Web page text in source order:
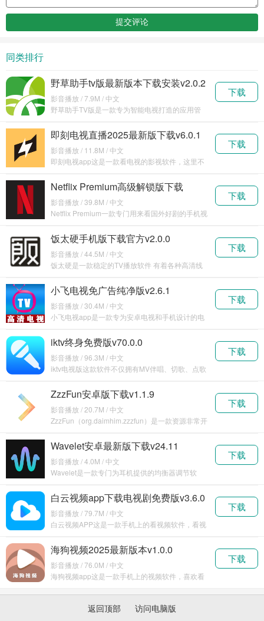
同类排行
野草助手tv版最新版本下载安装v2.0.2
影音播放 / 7.9M / 中文
野草助手TV版是一款专为智能电视打造的应用管
下载
即刻电视直播2025最新版下载v6.0.1
影音播放 / 11.8M / 中文
即刻电视app这是一款看电视的影视软件，这里不
下载
Netflix Premium高级解锁版下载
v8.149.1
影音播放 / 39.8M / 中文
Netflix Premium一款专门用来看国外好剧的手机视
下载
饭太硬手机版下载官方v2.0.0
影音播放 / 44.5M / 中文
饭太硬是一款稳定的TV播放软件 有着各种高清线
下载
小飞电视免广告纯净版v2.6.1
影音播放 / 30.4M / 中文
小飞电视app是一款专为安卓电视和手机设计的电
下载
iktv终身免费版v70.0.0
影音播放 / 96.3M / 中文
iktv电视版这款软件不仅拥有MV伴唱、切歌、点歌
下载
ZzzFun安卓版下载v1.1.9
影音播放 / 20.7M / 中文
ZzzFun（org.daimhim.zzzfun）是一款资源非常开
下载
Wavelet安卓最新版下载v24.11
影音播放 / 4.0M / 中文
Wavelet是一款专门为耳机提供的均衡器调节软
下载
白云视频app下载电视剧免费版v3.6.0
影音播放 / 79.7M / 中文
白云视频APP这是一款手机上的看视频软件，看视
下载
海狗视频2025最新版本v1.0.0
影音播放 / 76.0M / 中文
海狗视频app这是一款手机上的视频软件，喜欢看
下载
返回顶部 访问电脑版